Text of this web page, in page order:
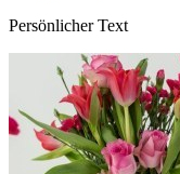
Persönlicher Text